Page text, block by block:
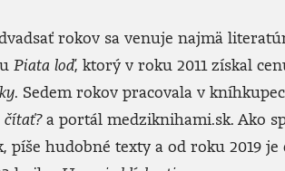
rokov sa venuje najmä
Piata loď, ktorý v roku 2011 získal
. Sedem rokov pracovala v
čítať?a portál medziknihami.sk. Ako
hudobné texty a od roku 2019